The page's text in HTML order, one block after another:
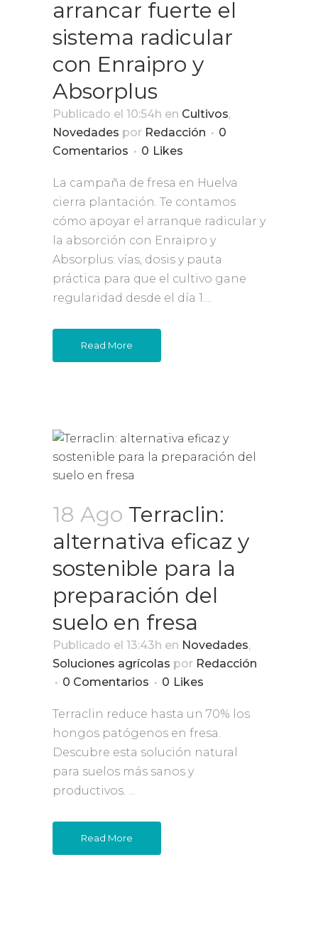
arrancar fuerte el
sistema radicular
con Enraipro y
Absorplus
Publicado el 10:54h en Cultivos,
Novedades por Redacción
0
Comentarios
0 Likes
La campaña de fresa en Huelva
cierra plantación. Te contamos
cómo apoyar el arranque radicular y
la absorción con Enraipro y
Absorplus: vías, dosis y pauta
práctica para que el cultivo gane
regularidad desde el día 1....
Read More
18 Ago Terraclin:
alternativa eficaz y
sostenible para la
preparación del
suelo en fresa
Publicado el 13:43h en Novedades,
Soluciones agrícolas por Redacción
0 Comentarios
0 Likes
Terraclin reduce hasta un 70% los
hongos patógenos en fresa.
Descubre esta solución natural
para suelos más sanos y
productivos. ...
Read More